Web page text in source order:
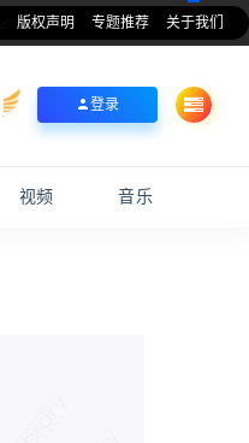
版权声明 专题推荐 关于我们
登录
视频 音乐